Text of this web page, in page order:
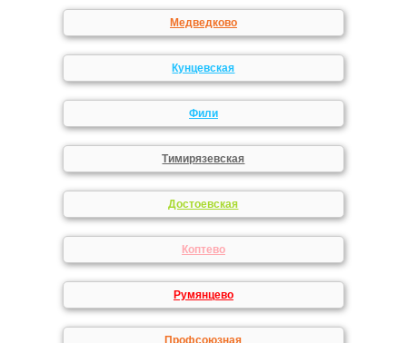
Медведково
Кунцевская
Фили
Тимирязевская
Достоевская
Коптево
Румянцево
Профсоюзная